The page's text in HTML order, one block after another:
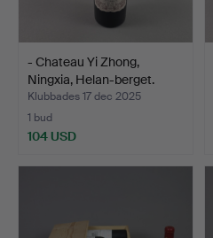
- Chateau Yi Zhong,
Ningxia, Helan-berget.
Klubbades 17 dec 2025
1 bud
104 USD